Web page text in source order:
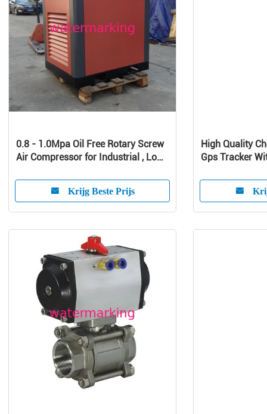
0.8 - 1.0Mpa Oil Free Rotary Screw
Air Compressor for Industrial , Low
Compressor
Krijg Beste Prijs
High Quality
Gps Tracker